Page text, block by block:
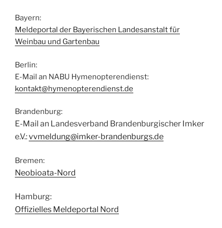
Bayern:
Meldeportal der Bayerischen Landesanstalt für
Weinbau und Gartenbau
Berlin:
E-Mail an NABU Hymenopterendienst:
kontakt@hymenopterendienst.de
Brandenburg:
E-Mail an Landesverband Brandenburgischer Imker
e.V.:vvmeldung@imker-brandenburgs.de
Bremen:
Neobioata-Nord
Hamburg:
Offizielles Meldeportal Nord